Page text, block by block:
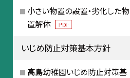
小さい物置の設置・劣化した物
置解体
PDF
いじめ防止対策基本方針
高島幼稚園いじめ防止対策基